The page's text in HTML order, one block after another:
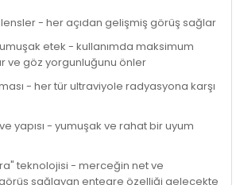
- her açıdan gelişmiş görüş sağlar
etek - kullanımda maksimum
ve göz yorgunluğunu önler
- her tür ultraviyole radyasyona karşı
yapısı - yumuşak ve rahat bir uyum
teknolojisi - merceğin net ve
sağlayan entegre özelliği gelecekte